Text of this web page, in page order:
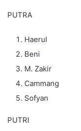
PUTRA
Haerul
Beni
M. Zakir
Cammang
Sofyan
PUTRI